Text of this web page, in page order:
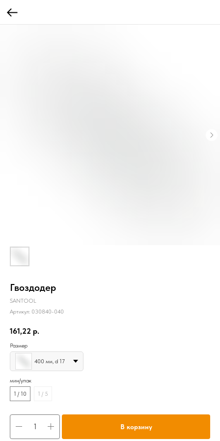
Гвоздодер
SANTOOL
Артикул: 030840-040
161,22 р.
Размер
400 мм, d 17
мин/упак
1 / 10
1 / 5
В корзину